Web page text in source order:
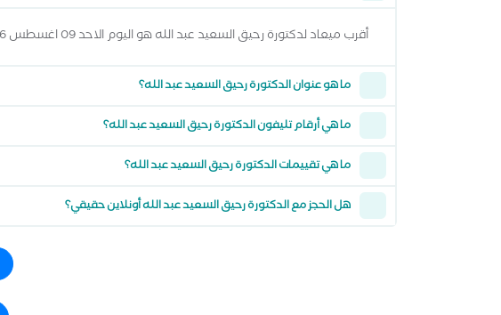
أقرب ميعاد لدكتورة رحيق السعيد عبد الله هو اليوم الاحد 09 اغسطس 2026 من 2:00 مساءً وتقدر تشوف كل المواعيد المتاحة من خلال عرض المواعيد أعلاه
ما هو عنوان الدكتورة رحيق السعيد عبد الله؟
ما هي أرقام تليفون الدكتورة رحيق السعيد عبد الله؟
ما هي تقييمات الدكتورة رحيق السعيد عبد الله؟
هل الحجز مع الدكتورة رحيق السعيد عبد الله أونلاين حقيقي؟